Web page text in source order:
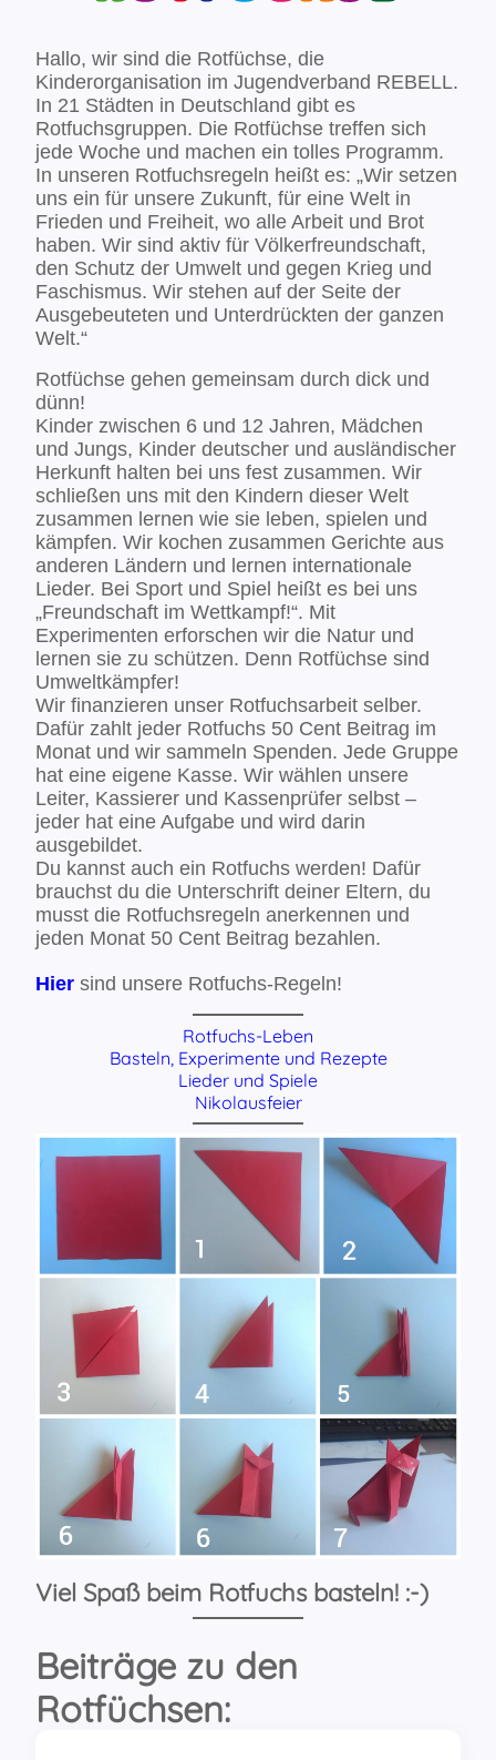
Hallo, wir sind die Rotfüchse, die
Kinderorganisation im Jugendverband REBELL.
In 21 Städten in Deutschland gibt es
Rotfuchsgruppen. Die Rotfüchse treffen sich
jede Woche und machen ein tolles Programm.
In unseren Rotfuchsregeln heißt es: „Wir setzen
uns ein für unsere Zukunft, für eine Welt in
Frieden und Freiheit, wo alle Arbeit und Brot
haben. Wir sind aktiv für Völkerfreundschaft,
den Schutz der Umwelt und gegen Krieg und
Faschismus. Wir stehen auf der Seite der
Ausgebeuteten und Unterdrückten der ganzen
Welt.“
Rotfüchse gehen gemeinsam durch dick und
dünn!
Kinder zwischen 6 und 12 Jahren, Mädchen
und Jungs, Kinder deutscher und ausländischer
Herkunft halten bei uns fest zusammen. Wir
schließen uns mit den Kindern dieser Welt
zusammen lernen wie sie leben, spielen und
kämpfen. Wir kochen zusammen Gerichte aus
anderen Ländern und lernen internationale
Lieder. Bei Sport und Spiel heißt es bei uns
„Freundschaft im Wettkampf!“. Mit
Experimenten erforschen wir die Natur und
lernen sie zu schützen. Denn Rotfüchse sind
Umweltkämpfer!
Wir finanzieren unser Rotfuchsarbeit selber.
Dafür zahlt jeder Rotfuchs 50 Cent Beitrag im
Monat und wir sammeln Spenden. Jede Gruppe
hat eine eigene Kasse. Wir wählen unsere
Leiter, Kassierer und Kassenprüfer selbst –
jeder hat eine Aufgabe und wird darin
ausgebildet.
Du kannst auch ein Rotfuchs werden! Dafür
brauchst du die Unterschrift deiner Eltern, du
musst die Rotfuchsregeln anerkennen und
jeden Monat 50 Cent Beitrag bezahlen.
Hier sind unsere Rotfuchs-Regeln!
Rotfuchs-Leben
Basteln, Experimente und Rezepte
Lieder und Spiele
Nikolausfeier
Viel Spaß beim Rotfuchs basteln! :-)
Beiträge zu den
Rotfüchsen: